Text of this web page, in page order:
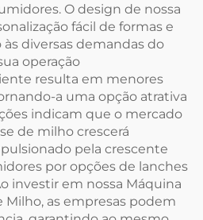
O design de nossa
fácil de formas e
diversas demandas do
operação
resulta em menores
a uma opção atrativa
indicam que o mercado
de milho crescerá
pela crescente
por opções de lanches
investir em nossa Máquina
Milho, as empresas podem